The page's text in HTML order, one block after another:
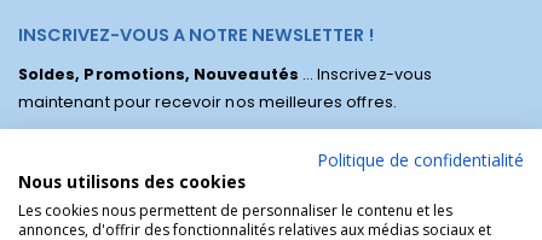
INSCRIVEZ-VOUS A NOTRE NEWSLETTER !
Soldes, Promotions, Nouveautés ... Inscrivez-vous
maintenant pour recevoir nos meilleures offres.
Politique de confidentialité
Nous utilisons des cookies
Les cookies nous permettent de personnaliser le contenu et les
annonces, d'offrir des fonctionnalités relatives aux médias sociaux et